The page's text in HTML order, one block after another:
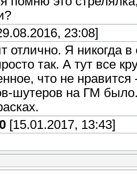
23:08]
отлично. Я никогда
так. А тут все
что не
шутеров на ГМ
[15.01.2017, 13:43]